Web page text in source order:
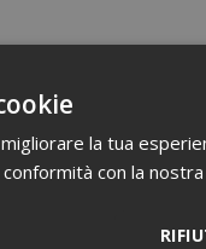
la tua
con la